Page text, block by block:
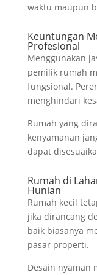
waktu maupun
Keuntungan
Profesional
Menggunakan
pemilik rumah
fungsional.
menghindari
Rumah yang
kenyamanan
dapat
Rumah di
Hunian
Rumah kecil
jika dirancang
baik biasanya
pasar properti.
Desain nyaman